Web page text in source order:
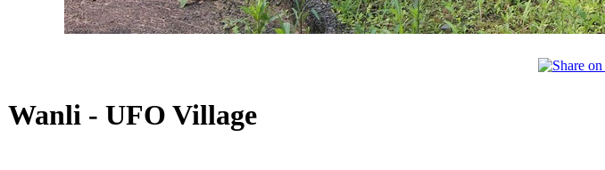
Wanli - UFO Village